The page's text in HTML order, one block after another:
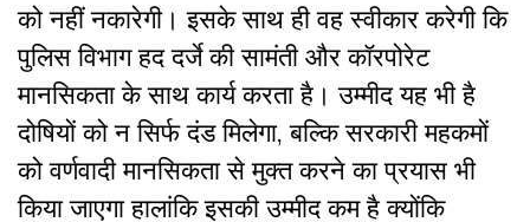
को नहीं नकारेगी। इसके साथ ही वह स्वीकार करेगी कि
पुलिस विभाग हद दर्जे की सामंती और कॉरपोरेट
मानसिकता के साथ कार्य करता है। उम्मीद यह भी है
दोषियों को न सिर्फ दंड मिलेगा, बल्कि सरकारी महकमों
को वर्णवादी मानसिकता से मुक्त करने का प्रयास भी
किया जाएगा हालांकि इसकी उम्मीद कम है क्योंकि